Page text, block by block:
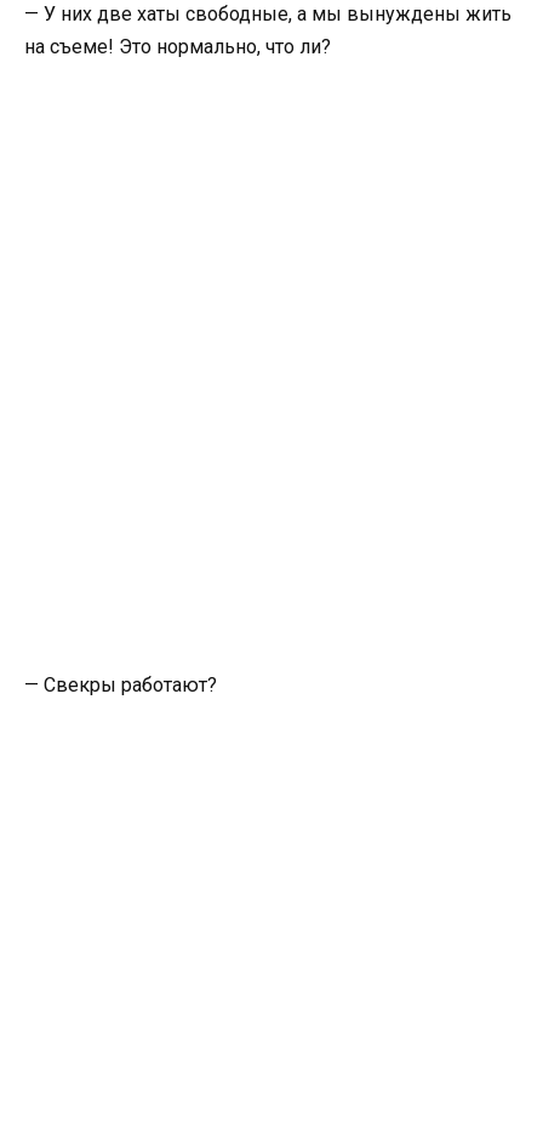
— У них две хаты свободные, а мы вынуждены жить
на съеме! Это нормально, что ли?
— Свекры работают?